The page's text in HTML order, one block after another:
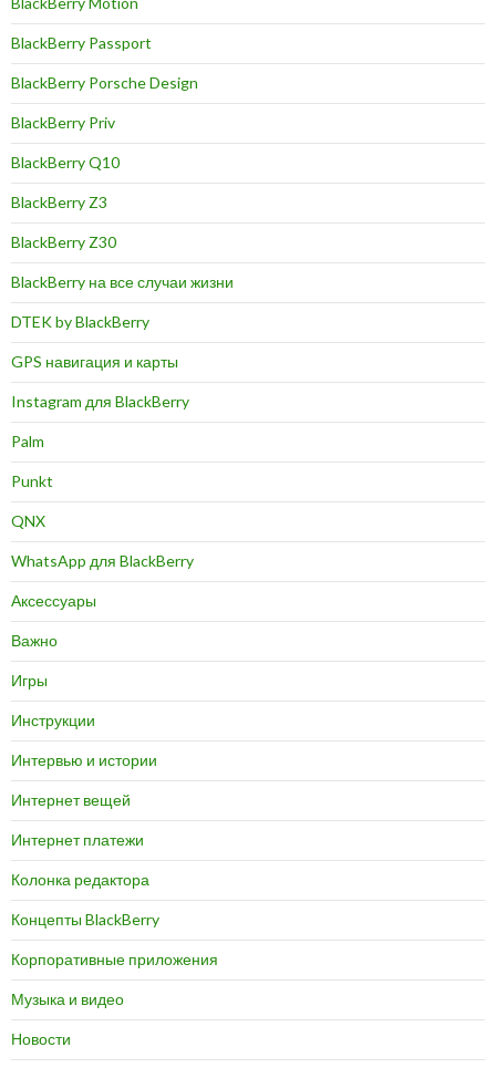
BlackBerry Passport
BlackBerry Porsche Design
BlackBerry Priv
BlackBerry Q10
BlackBerry Z3
BlackBerry Z30
BlackBerry на все случаи жизни
DTEK by BlackBerry
GPS навигация и карты
Instagram для BlackBerry
Palm
Punkt
QNX
WhatsApp для BlackBerry
Аксессуары
Важно
Игры
Инструкции
Интервью и истории
Интернет вещей
Интернет платежи
Колонка редактора
Концепты BlackBerry
Корпоративные приложения
Музыка и видео
Новости